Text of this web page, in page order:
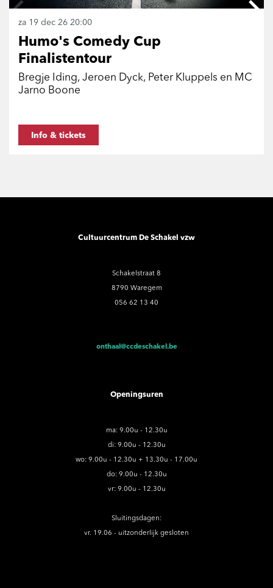
Humo's Comedy Cup
Finalistentour
Bregje Iding, Jeroen Dyck, Peter Kluppels en MC
Jarno Boone
za 19 dec 26 20:00
Info & tickets
Cultuurcentrum De Schakel vzw
Schakelstraat 8
8790 Waregem
056 62 13 40
onthaal@ccdeschakel.be
Openingsuren
ma: 9.00u - 12.30u
di: 9.00u - 12.30u
wo: 9.00u - 12.30u + 13.30u - 17.00u
do: 9.00u - 12.30u
vr: 9.00u - 12.30u
Sluitingsdagen:
vr. 19.06 - uitzonderlijk gesloten